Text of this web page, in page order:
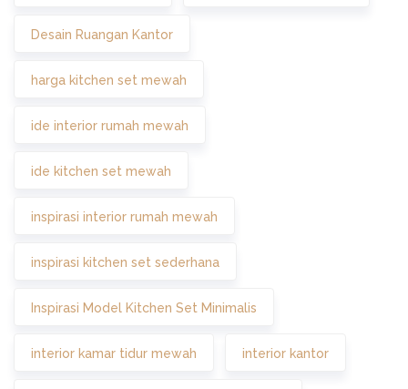
Desain Ruangan Kantor
harga kitchen set mewah
ide interior rumah mewah
ide kitchen set mewah
inspirasi interior rumah mewah
inspirasi kitchen set sederhana
Inspirasi Model Kitchen Set Minimalis
interior kamar tidur mewah interior kantor